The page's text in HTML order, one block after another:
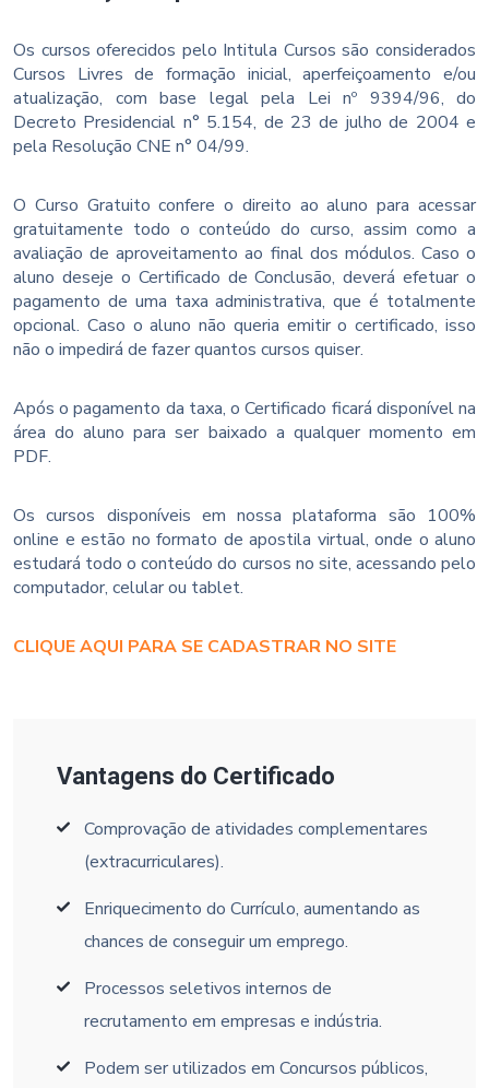
Os cursos oferecidos pelo Intitula Cursos são considerados
Cursos Livres de formação inicial, aperfeiçoamento e/ou
atualização, com base legal pela Lei nº 9394/96, do
Decreto Presidencial n° 5.154, de 23 de julho de 2004 e
pela Resolução CNE n° 04/99.
O Curso Gratuito confere o direito ao aluno para acessar
gratuitamente todo o conteúdo do curso, assim como a
avaliação de aproveitamento ao final dos módulos. Caso o
aluno deseje o Certificado de Conclusão, deverá efetuar o
pagamento de uma taxa administrativa, que é totalmente
opcional. Caso o aluno não queria emitir o certificado, isso
não o impedirá de fazer quantos cursos quiser.
Após o pagamento da taxa, o Certificado ficará disponível na
área do aluno para ser baixado a qualquer momento em
PDF.
Os cursos disponíveis em nossa plataforma são 100%
online e estão no formato de apostila virtual, onde o aluno
estudará todo o conteúdo do cursos no site, acessando pelo
computador, celular ou tablet.
CLIQUE AQUI PARA SE CADASTRAR NO SITE
Vantagens do Certificado
Comprovação de atividades complementares
(extracurriculares).
Enriquecimento do Currículo, aumentando as
chances de conseguir um emprego.
Processos seletivos internos de
recrutamento em empresas e indústria.
Podem ser utilizados em Concursos públicos,